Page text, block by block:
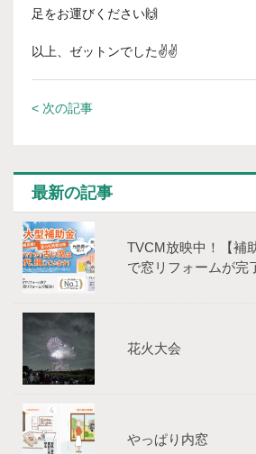
足をお運びください🙌
以上、ゼットンでした✌✌
< 次の記事
最新の記事
TVCM放映中！【補
で窓リフォームが完
花火大会
やっぱり内窓